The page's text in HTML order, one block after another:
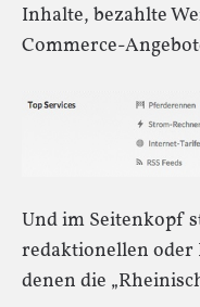
Inhalte, bezahlte
Commerce-
Und im Seitenkopf
redaktionellen oder
denen die